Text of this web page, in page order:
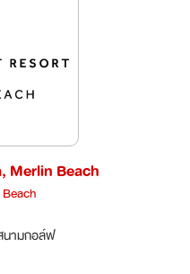
Merlin Beach
นามกอล์ฟ